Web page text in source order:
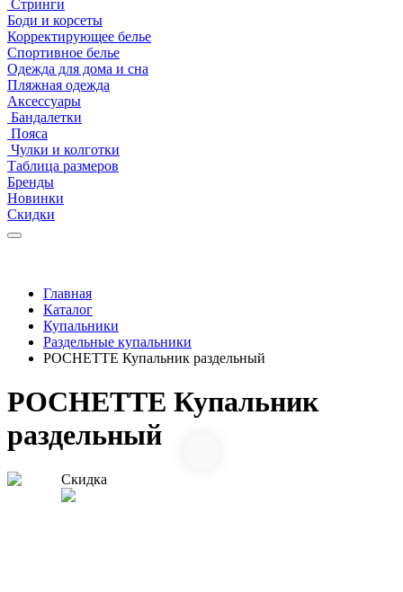
Стринги
Боди и корсеты
Корректирующее белье
Спортивное белье
Одежда для дома и сна
Пляжная одежда
Аксессуары
Бандалетки
Пояса
Чулки и колготки
Таблица размеров
Бренды
Новинки
Скидки
Главная
Каталог
Купальники
Раздельные купальники
POCHETTE Купальник раздельный
POCHETTE Купальник
раздельный
Скидка